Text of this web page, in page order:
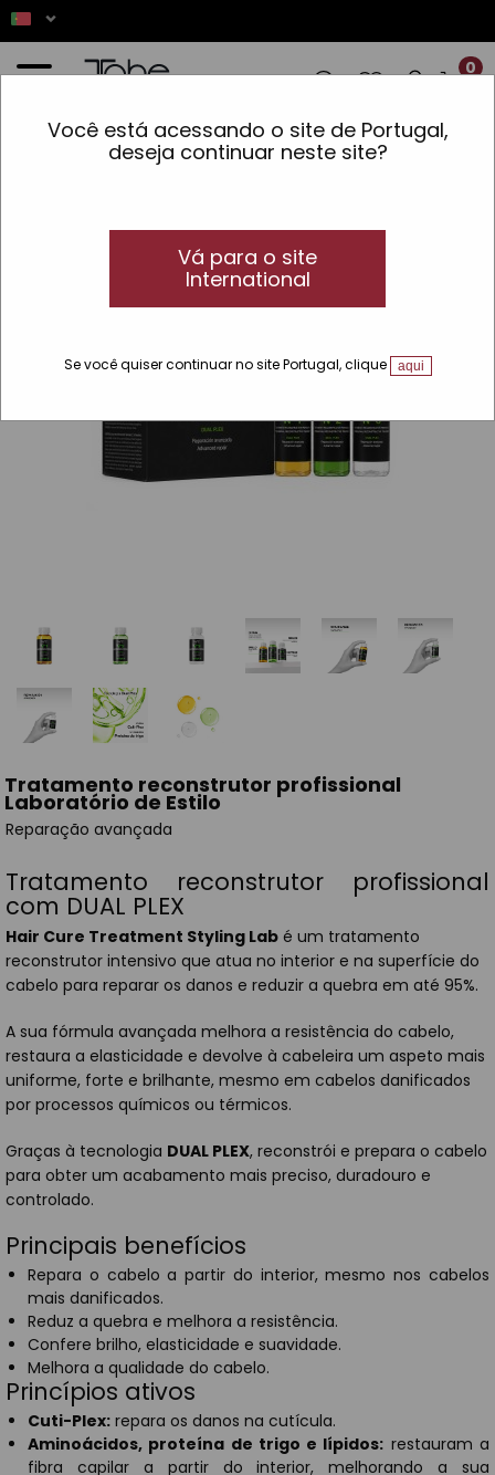
Você está acessando o site de Portugal,
deseja continuar neste site?
Vá para o site
International
Se você quiser continuar no site Portugal, clique aqui
0
ENCOMENDAS REALIZADAS
Tratamento reconstrutor profissional
Laboratório de Estilo
Reparação avançada
Tratamento reconstrutor profissional
com DUAL PLEX
Hair Cure Treatment Styling Lab é um tratamento
reconstrutor intensivo que atua no interior e na superfície do
cabelo para reparar os danos e reduzir a quebra em até 95%.
A sua fórmula avançada melhora a resistência do cabelo,
restaura a elasticidade e devolve à cabeleira um aspeto mais
uniforme, forte e brilhante, mesmo em cabelos danificados
por processos químicos ou térmicos.
Graças à tecnologia DUAL PLEX, reconstrói e prepara o cabelo
para obter um acabamento mais preciso, duradouro e
controlado.
Principais benefícios
Repara o cabelo a partir do interior, mesmo nos cabelos
mais danificados.
Reduz a quebra e melhora a resistência.
Confere brilho, elasticidade e suavidade.
Melhora a qualidade do cabelo.
Princípios ativos
Cuti-Plex: repara os danos na cutícula.
Aminoácidos, proteína de trigo e lípidos: restauram a
fibra capilar a partir do interior, melhorando a sua